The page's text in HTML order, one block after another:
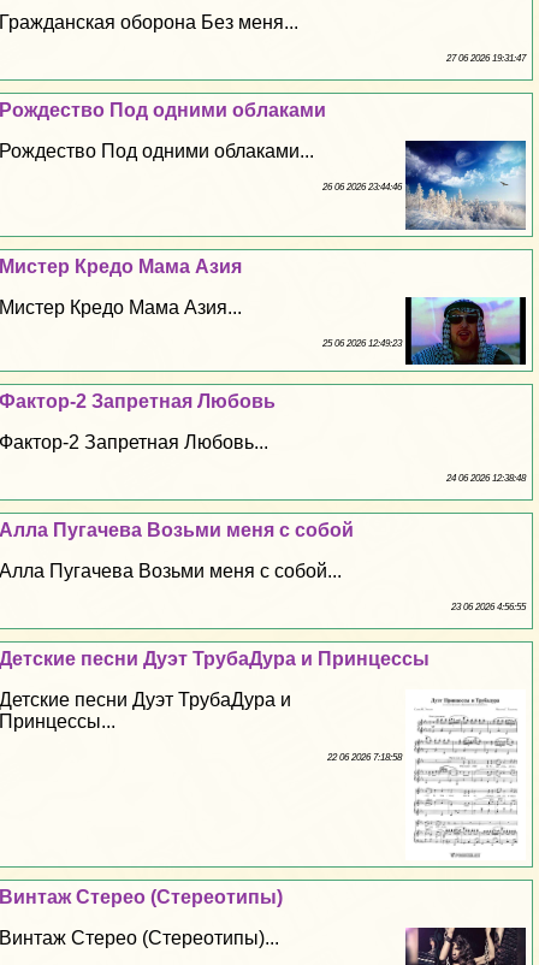
Гражданская оборона Без меня...
27 06 2026 19:31:47
Рождество Под одними облаками
Рождество Под одними облаками...
26 06 2026 23:44:46
Мистер Кредо Мама Азия
Мистер Кредо Мама Азия...
25 06 2026 12:49:23
Фактор-2 Запретная Любовь
Фактор-2 Запретная Любовь...
24 06 2026 12:38:48
Алла Пугачева Возьми меня с собой
Алла Пугачева Возьми меня с собой...
23 06 2026 4:56:55
Детские песни Дуэт ТрубаДypa и Принцессы
Детские песни Дуэт ТрубаДypa и
Принцессы...
22 06 2026 7:18:58
Винтаж Стерео (Стереотипы)
Винтаж Стерео (Стереотипы)...